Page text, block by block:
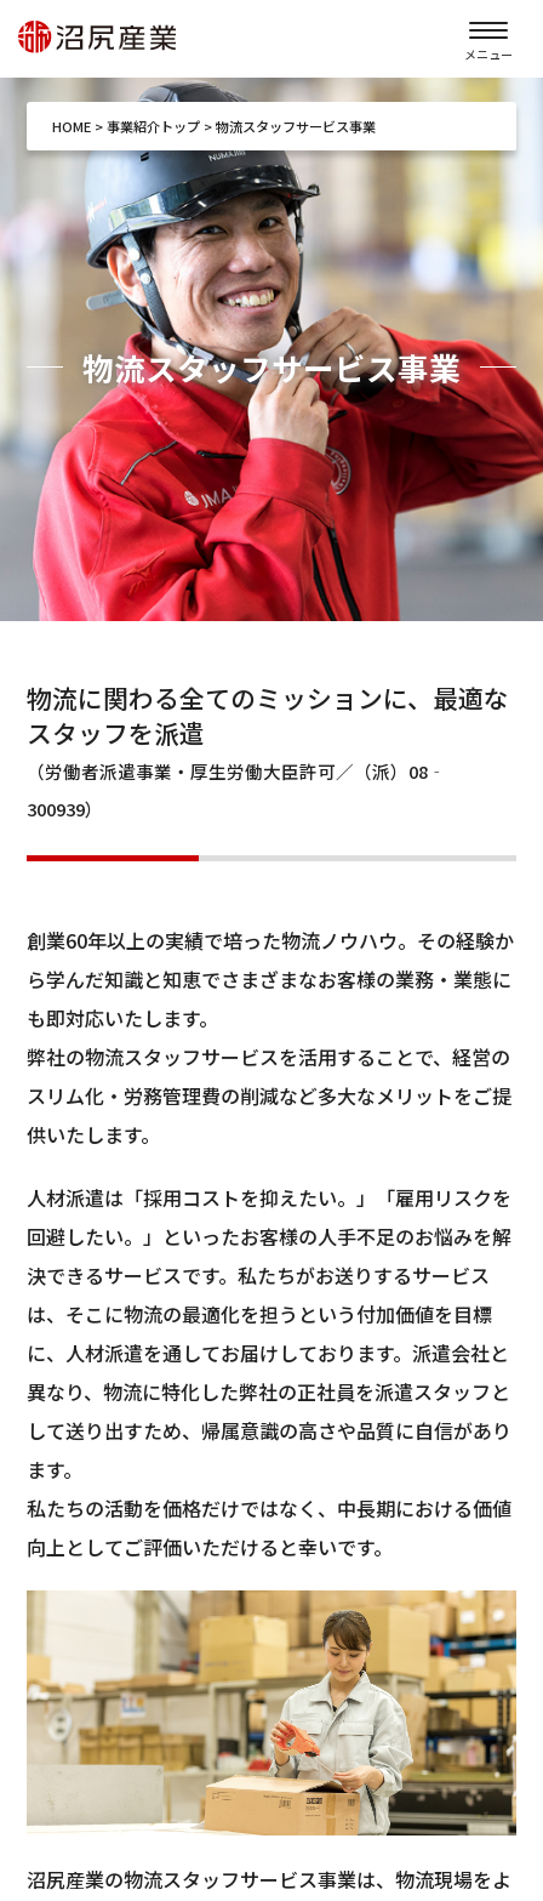
メニュー
HOME> 事業紹介トップ> 物流スタッフサービス事業
物流スタッフサービス事業
物流に関わる全てのミッションに、最適な
スタッフを派遣
（労働者派遣事業・厚生労働大臣許可／（派）08‐
300939）
創業60年以上の実績で培った物流ノウハウ。その経験か
ら学んだ知識と知恵でさまざまなお客様の業務・業態に
も即対応いたします。
弊社の物流スタッフサービスを活用することで、経営の
スリム化・労務管理費の削減など多大なメリットをご提
供いたします。
人材派遣は「採用コストを抑えたい。」「雇用リスクを
回避したい。」といったお客様の人手不足のお悩みを解
決できるサービスです。私たちがお送りするサービス
は、そこに物流の最適化を担うという付加価値を目標
に、人材派遣を通してお届けしております。派遣会社と
異なり、物流に特化した弊社の正社員を派遣スタッフと
して送り出すため、帰属意識の高さや品質に自信があり
ます。
私たちの活動を価格だけではなく、中長期における価値
向上としてご評価いただけると幸いです。
沼尻産業の物流スタッフサービス事業は、物流現場をよ